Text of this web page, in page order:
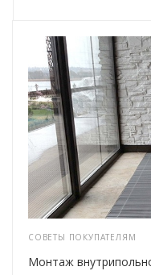
СОВЕТЫ ПОКУПАТЕЛЯМ
Монтаж